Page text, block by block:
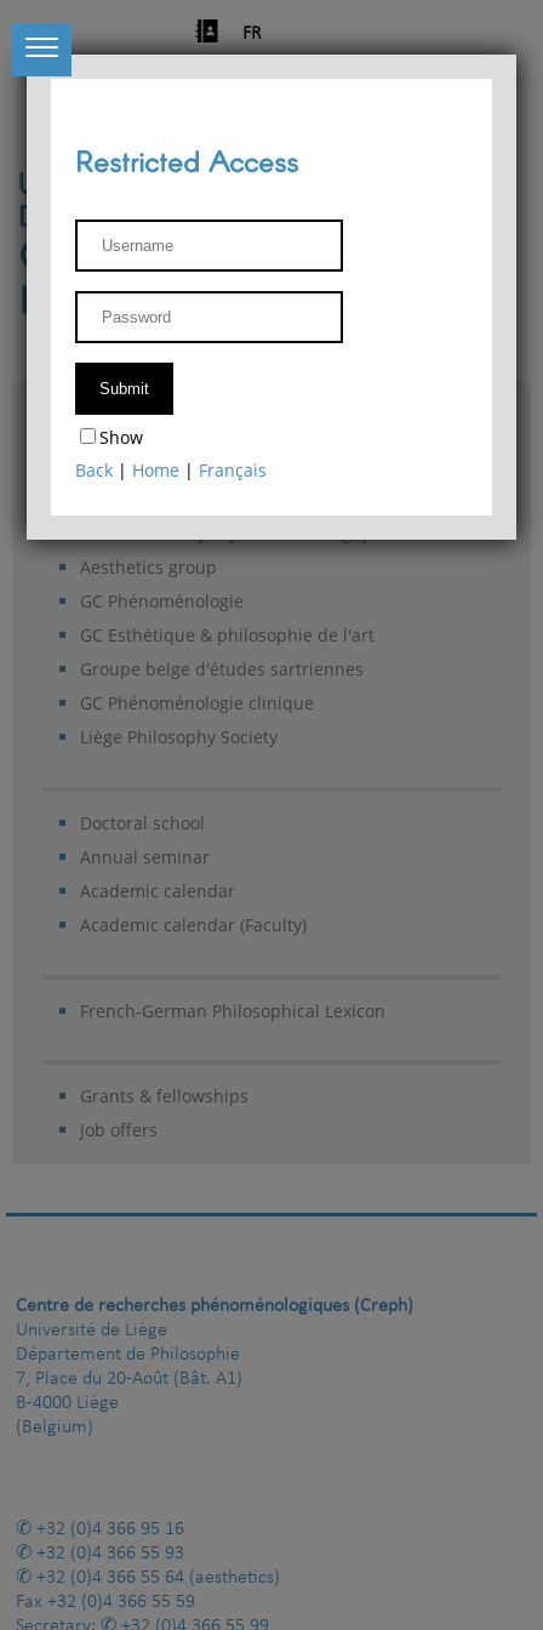
FR
University of Liège
Départment of Philosophy
Center for Phenomenological
Research
Access & maps
Philosophy Department Library
Aesthetics group
GC Phénoménologie
GC Esthétique & philosophie de l'art
Groupe belge d'études sartriennes
GC Phénoménologie clinique
Liège Philosophy Society
Doctoral school
Annual seminar
Academic calendar
Academic calendar (Faculty)
French-German Philosophical Lexicon
Grants & fellowships
Job offers
Restricted Access
Show
Back | Home | Français
Centre de recherches phénoménologiques (Creph)
Université de Liège
Département de Philosophie
7, Place du 20-Août (Bât. A1)
B-4000 Liège
(Belgium)
+32 (0)4 366 95 16
+32 (0)4 366 55 93
+32 (0)4 366 55 64 (aesthetics)
Fax +32 (0)4 366 55 59